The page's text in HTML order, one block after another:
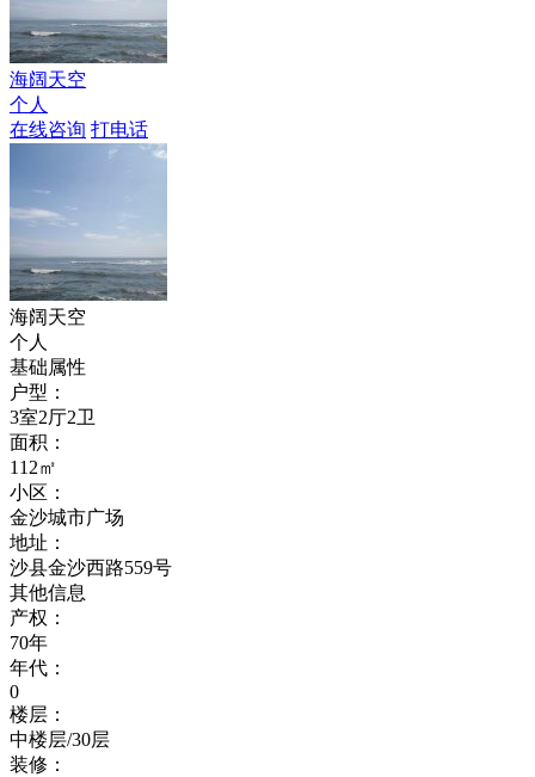
海阔天空
个人
在线咨询 打电话
海阔天空
个人
基础属性
户型：
3室2厅2卫
面积：
112㎡
小区：
金沙城市广场
地址：
沙县金沙西路559号
其他信息
产权：
70年
年代：
0
楼层：
中楼层/30层
装修：